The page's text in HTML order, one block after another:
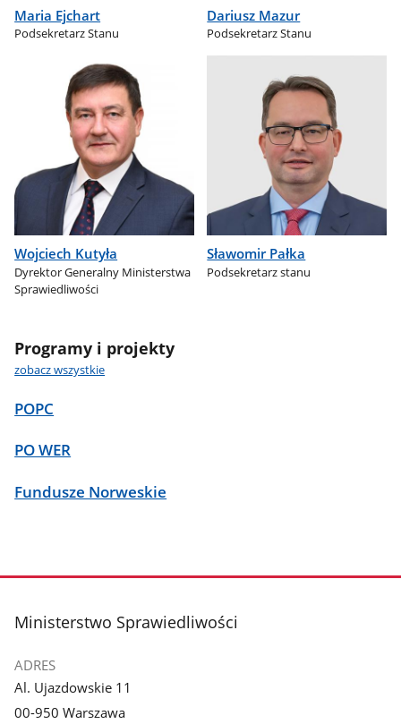
Maria Ejchart
Podsekretarz Stanu
Dariusz Mazur
Podsekretarz Stanu
Wojciech Kutyła
Dyrektor Generalny Ministerstwa
Sprawiedliwości
Sławomir Pałka
Podsekretarz stanu
Programy i projekty
zobacz wszystkie
POPC
PO WER
Fundusze Norweskie
stopka
Ministerstwo Sprawiedliwości
ADRES
Al. Ujazdowskie 11
00-950 Warszawa